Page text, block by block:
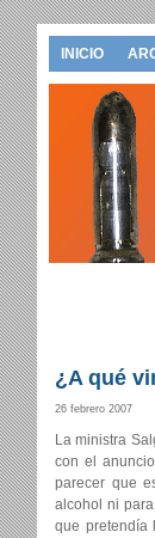
INICIO
¿A qué
26 febrero 2007
La ministra
con el
parecer que
alcohol ni
que pretendía